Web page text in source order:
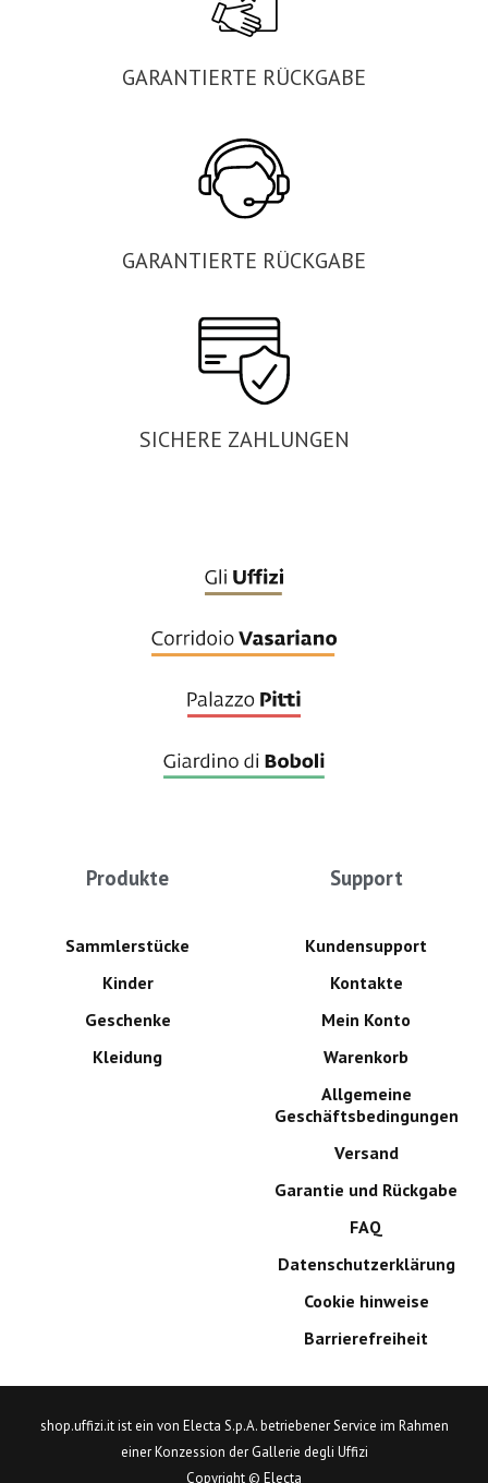
GARANTIERTE RÜCKGABE
GARANTIERTE RÜCKGABE
SICHERE ZAHLUNGEN
Produkte
Sammlerstücke
Kinder
Geschenke
Kleidung
Support
Kundensupport
Kontakte
Mein Konto
Warenkorb
Allgemeine
Geschäftsbedingungen
Versand
Garantie und Rückgabe
FAQ
Datenschutzerklärung
Cookie hinweise
Barrierefreiheit
shop.uffizi.it ist ein von Electa S.p.A. betriebener Service im Rahmen
einer Konzession der Gallerie degli Uffizi
Copyright © Electa